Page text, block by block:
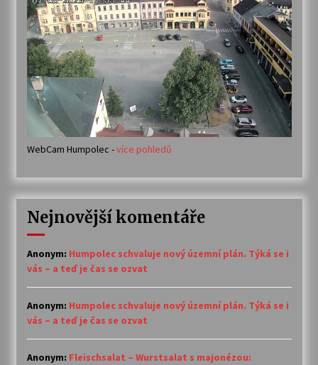
WebCam Humpolec -více pohledů
Nejnovější komentáře
Anonym: Humpolec schvaluje nový územní plán. Týká se i
vás – a teď je čas se ozvat
Anonym: Humpolec schvaluje nový územní plán. Týká se i
vás – a teď je čas se ozvat
Anonym: Fleischsalat – Wurstsalat s majonézou: